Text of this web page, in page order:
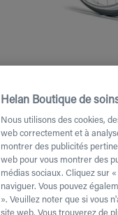
Helan Boutique de
Nous utilisons des cookies,
web correctement et à
montrer des publicités
web pour vous montrer des
médias sociaux. Cliquez sur
naviguer. Vous pouvez
». Veuillez noter que si vous